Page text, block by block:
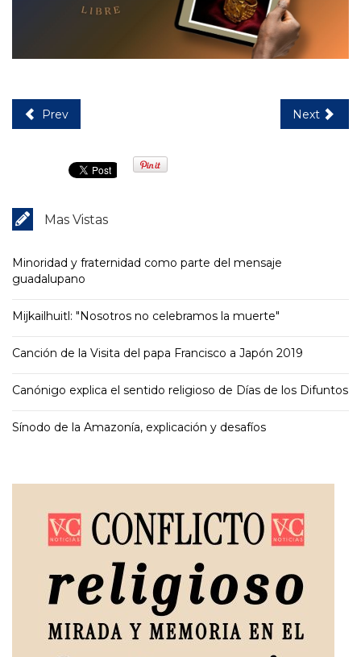
Prev Next
Mas Vistas
Minoridad y fraternidad como parte del mensaje
guadalupano
Mijkailhuitl: "Nosotros no celebramos la muerte"
Canción de la Visita del papa Francisco a Japón 2019
Canónigo explica el sentido religioso de Días de los Difuntos
Sínodo de la Amazonía, explicación y desafíos